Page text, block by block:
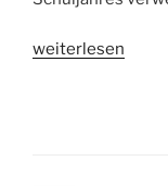
„Das
weiterlesen